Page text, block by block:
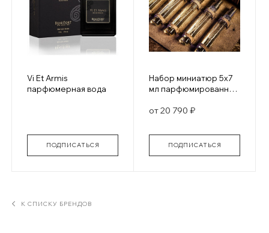
Vi Et Armis
парфюмерная вода
ПОДПИСАТЬСЯ
Набор миниатюр 5х7
мл парфюмированная
от 20 790 ₽
ПОДПИСАТЬСЯ
К СПИСКУ БРЕНДОВ